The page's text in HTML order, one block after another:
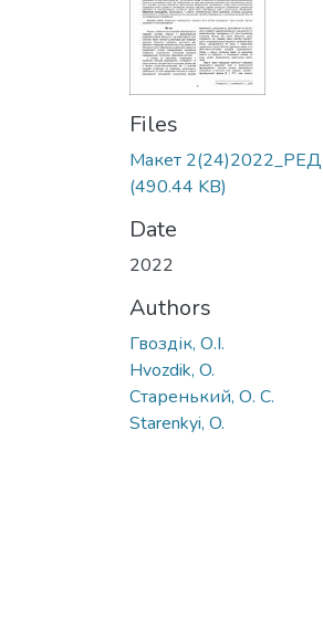
Files
Макет
(490.44 KB)
Date
2022
Authors
Гвоздік, О.І.
Hvozdik, O.
Старенький, О. С.
Starenkyi, O.